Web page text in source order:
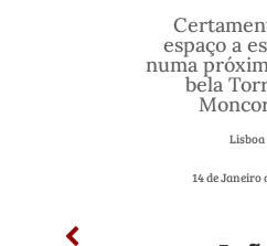
espaço a
numa
bela
Lisboa
14 de Janeiro